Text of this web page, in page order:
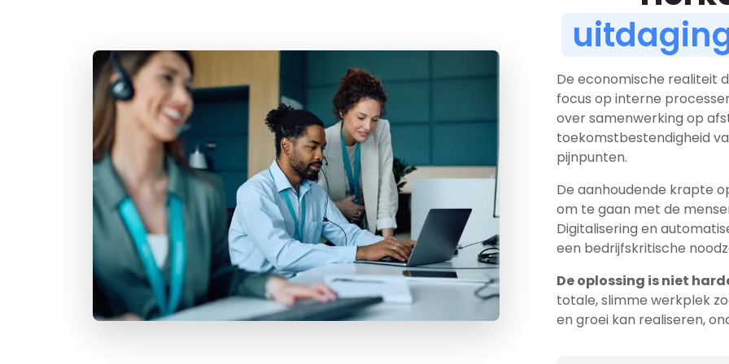
De economische realiteit
focus op interne
over samenwerking op
toekomstbestendigheid
pijnpunten.
De aanhoudende krapte
om te gaan met de
Digitalisering en
een bedrijfskritische
De oplossing is niet
totale, slimme werkplek
en groei kan realiseren,